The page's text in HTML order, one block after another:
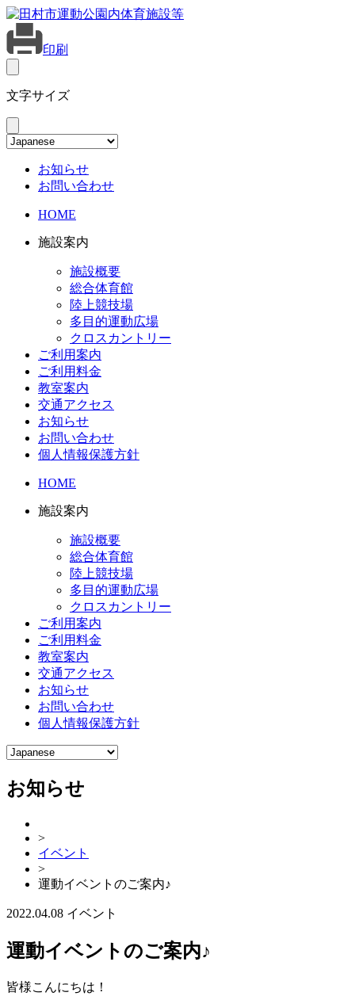
印刷
文字サイズ
お知らせ
お問い合わせ
HOME
施設案内
施設概要
総合体育館
陸上競技場
多目的運動広場
クロスカントリー
ご利用案内
ご利用料金
教室案内
交通アクセス
お知らせ
お問い合わせ
個人情報保護方針
HOME
施設案内
施設概要
総合体育館
陸上競技場
多目的運動広場
クロスカントリー
ご利用案内
ご利用料金
教室案内
交通アクセス
お知らせ
お問い合わせ
個人情報保護方針
お知らせ
>
イベント
>
運動イベントのご案内♪
2022.04.08 イベント
運動イベントのご案内♪
皆様こんにちは！